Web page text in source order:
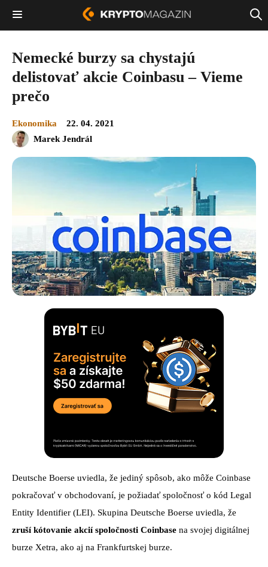
Nemecké burzy sa chystajú
delistovať akcie Coinbasu – Vieme
prečo
Ekonomika
22. 04. 2021
Marek Jendrál
Deutsche Boerse uviedla, že jediný spôsob, ako môže Coinbase
pokračovať v obchodovaní, je požiadať spoločnosť o kód Legal
Entity Identifier (LEI). Skupina Deutsche Boerse uviedla, že
zruší kótovanie akcií spoločnosti Coinbase na svojej digitálnej
burze Xetra, ako aj na Frankfurtskej burze.